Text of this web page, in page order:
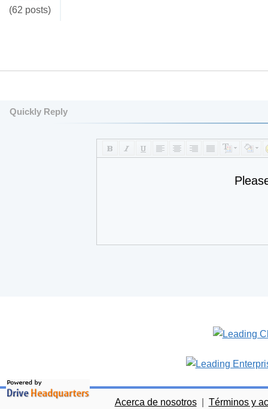
(62 posts)
Quickly Reply
Acerca de nosotros
Términos y